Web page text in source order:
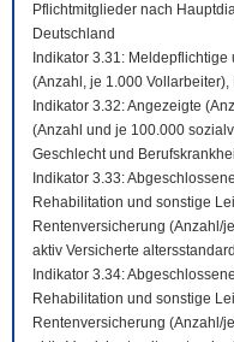
Pflichtmitglieder nach
Deutschland
Indikator 3.31:
(Anzahl, je 1.000
Indikator 3.32: Angezeigte
(Anzahl und je 100.000
Geschlecht und
Indikator 3.33:
Rehabilitation und sonstige
Rentenversicherung (Anzahl/
aktiv Versicherte
Indikator 3.34:
Rehabilitation und sonstige
Rentenversicherung (Anzahl/